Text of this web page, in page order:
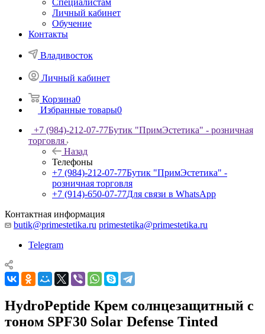
Специалистам
Личный кабинет
Обучение
Контакты
Владивосток
Личный кабинет
Корзина0
Избранные товары0
+7 (984)-212-07-77Бутик "ПримЭстетика" - розничная
торговля
Назад
Телефоны
+7 (984)-212-07-77Бутик "ПримЭстетика" -
розничная торговля
+7 (914)-650-07-77Для связи в WhatsApp
Контактная информация
butik@primestetika.ru primestetika@primestetika.ru
Telegram
HydroPeptide Крем солнцезащитный с
тоном SPF30 Solar Defense Tinted